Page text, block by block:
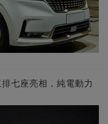
七座亮相，純電動力